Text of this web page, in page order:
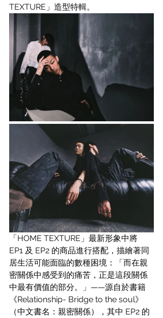
TEXTURE」造型特輯。
「HOME TEXTURE」最新形象中將
EP1 及 EP2 的商品進行搭配，描繪著同
居生活可能面臨的數種困境：「而在親
密關係中感受到的痛苦，正是這段關係
中最有價值的部分。」——源自於書籍
《Relationship- Bridge to the soul》
（中文書名：親密關係），其中 EP2 的